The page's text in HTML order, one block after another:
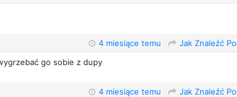
4 miesiące temu Jak Znaleźć
go sobie z dupy
4 miesiące temu Jak Znaleźć